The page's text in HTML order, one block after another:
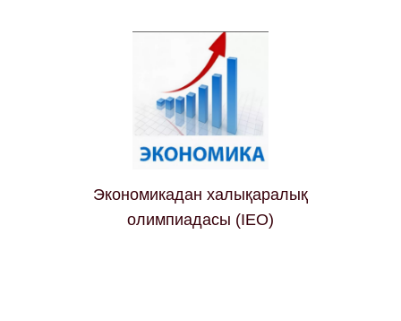
Экономикадан халықаралық
олимпиадасы (IEO)